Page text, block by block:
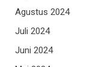
Agustus 2024
Juli 2024
Juni 2024